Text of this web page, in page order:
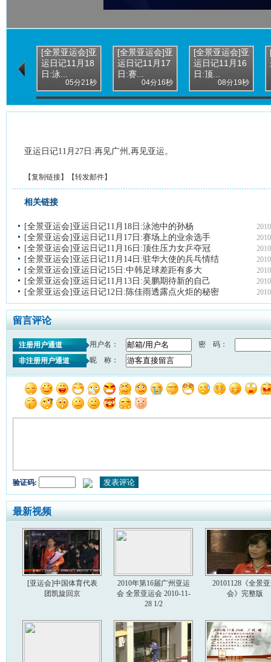
[全景亚运会]亚
运日记11月18
日:泳...
05分21秒
[全景亚运会]亚
运日记11月17
日:赛...
04分16秒
[全景亚运会]亚
运日记11月16
日:顶...
08分19秒
亚运日记11月27日:再见广州,再见亚运。
【复制链接】【转发邮件】
相关链接
[全景亚运会]亚运日记11月18日:泳池中的孙杨
[全景亚运会]亚运日记11月17日:赛场上的业余选手
[全景亚运会]亚运日记11月16日:顶住压力女乒夺冠
[全景亚运会]亚运日记11月14日:驻华大使的兵乓情结
[全景亚运会]亚运日记15日:中韩足球差距有多大
[全景亚运会]亚运日记11月13日:吴鹏期待新的自己
[全景亚运会]亚运日记12日:陈佳雨透露点火炬的秘密
留言评论
注册用户通道 用户名：
密 码：
非注册用户通道
昵 称：
验证码:
最新视频
[亚运会]中国体育代表
团凯旋回京
2010年第16届广州亚运
会 全景亚运会 2010-11-
28 1/2
20101128《全景
会》完整版